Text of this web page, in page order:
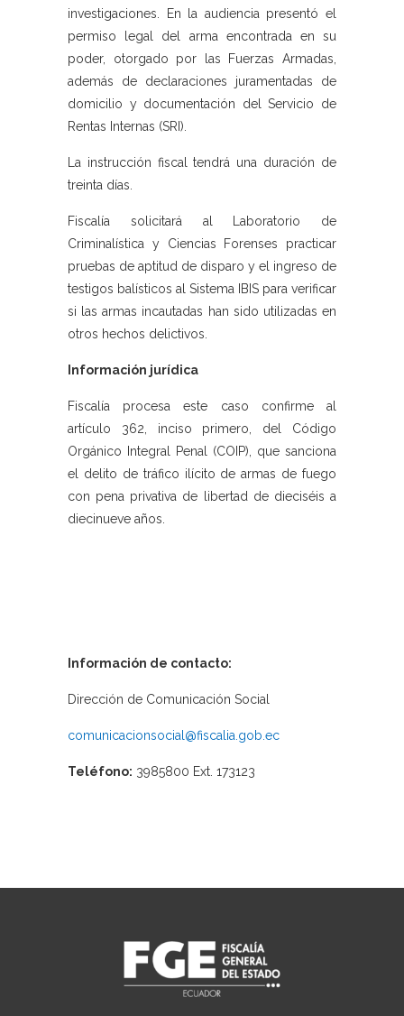
investigaciones. En la audiencia presentó el
permiso legal del arma encontrada en su
poder, otorgado por las Fuerzas Armadas,
además de declaraciones juramentadas de
domicilio y documentación del Servicio de
Rentas Internas (SRI).
La instrucción fiscal tendrá una duración de
treinta días.
Fiscalía solicitará al Laboratorio de
Criminalística y Ciencias Forenses practicar
pruebas de aptitud de disparo y el ingreso de
testigos balísticos al Sistema IBIS para verificar
si las armas incautadas han sido utilizadas en
otros hechos delictivos.
Información jurídica
Fiscalía procesa este caso confirme al
artículo 362, inciso primero, del Código
Orgánico Integral Penal (COIP), que sanciona
el delito de tráfico ilícito de armas de fuego
con pena privativa de libertad de dieciséis a
diecinueve años.
Información de contacto:
Dirección de Comunicación Social
comunicacionsocial@fiscalia.gob.ec
Teléfono: 3985800 Ext. 173123